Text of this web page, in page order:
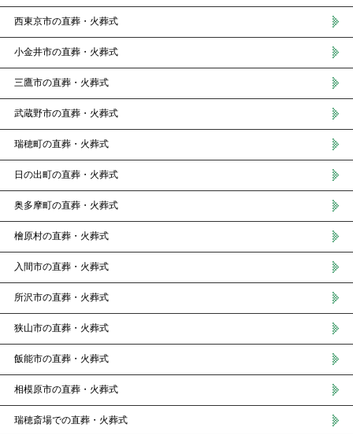
西東京市の直葬・火葬式
小金井市の直葬・火葬式
三鷹市の直葬・火葬式
武蔵野市の直葬・火葬式
瑞穂町の直葬・火葬式
日の出町の直葬・火葬式
奥多摩町の直葬・火葬式
檜原村の直葬・火葬式
入間市の直葬・火葬式
所沢市の直葬・火葬式
狭山市の直葬・火葬式
飯能市の直葬・火葬式
相模原市の直葬・火葬式
瑞穂斎場での直葬・火葬式